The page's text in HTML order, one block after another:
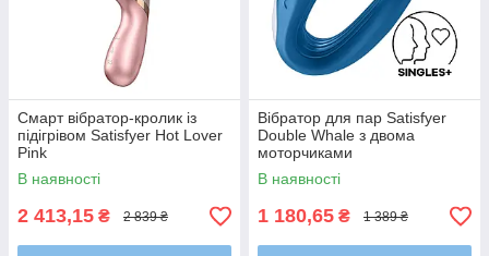
Смарт вібратор-кролик із
підігрівом Satisfyer Hot Lover
Pink
В наявності
2 413,15 ₴ 2 839 ₴
Вібратор для пар Satisfyer
Double Whale з двома
моторчиками
В наявності
1 180,65 ₴ 1 389 ₴